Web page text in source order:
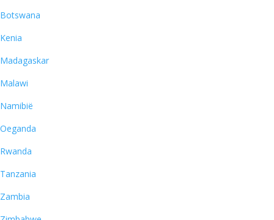
Botswana
Kenia
Madagaskar
Malawi
Namibië
Oeganda
Rwanda
Tanzania
Zambia